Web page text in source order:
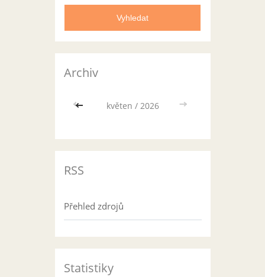
Archiv
<< květen / 2026 >>
RSS
Přehled zdrojů
Statistiky